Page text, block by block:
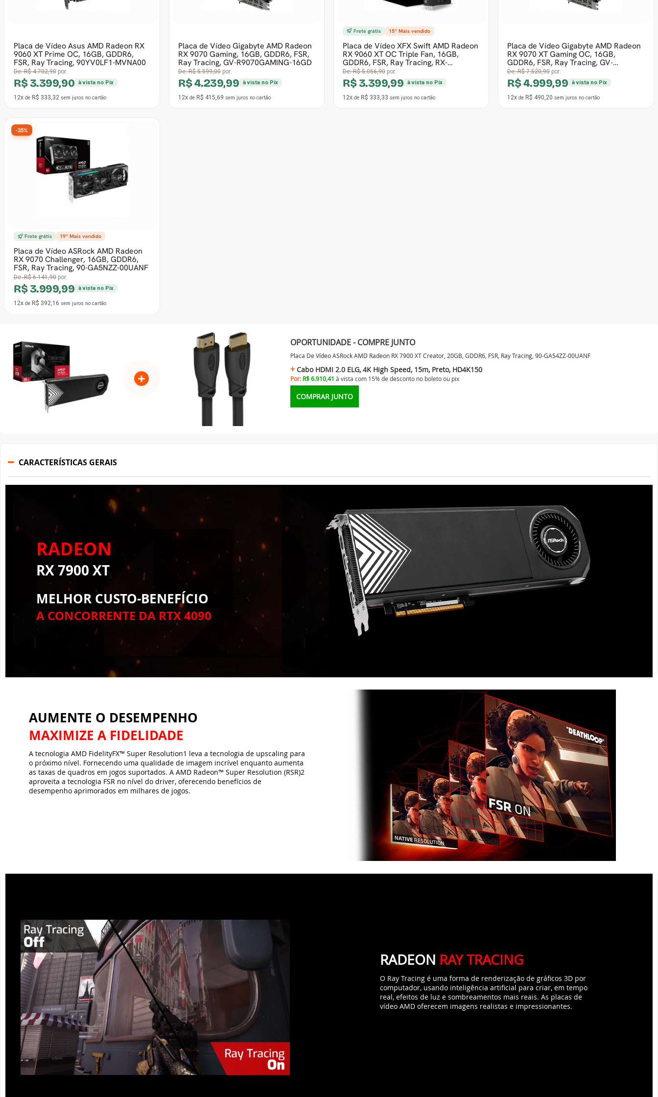
Placa de Vídeo VINIK AMD Radeon RX
5600, 6GB, GDDR6,
GPUVK56006GB2F
R$ 1.139,99 à vista no Pix
12x de R$ 111,76 sem juros no cartão
Placa de Vídeo Biostar AMD Radeon
RX 580 2048SP, 8GB, GDDR5, 256 Bit,
VA5815RF82
De:R$ 1.086,90 por:
R$ 799,99 à vista no Pix
12x de R$ 78,43sem juros no cartão
Frete grátis
Placa de Vídeo PCYES AMD Radeon RX
550, 4GB, GDDR5, 128-Bit,
PVEX5504GBDF
De:R$ 743,90por:
R$ 589,90 à vista no Pix
12x de R$ 57,83sem juros no cartão
Placa de Vídeo Asus Prime AMD
Radeon RX 9070 XT OC Edition, 16GB,
GDDR6, FSR, Ray Tracing, PRIME-
RX9070XT
R$ 6.999,90 à vista no Pix
12x de R$ 686,27 sem juros no cartão
Frete grátis 1º Mais vendido
Placa de Vídeo XFX AMD Radeon RX
7600 Speedster QICK 308, 8GB,
GDDR6, FSR, Ray Tracing, RX-
76PQICKBY
R$ 2.022,92 à vista no Pix
12x de R$ 198,33 sem juros no cartão
+
OPORTUNIDADE - COMPRE JUNTO
Placa De Vídeo ASRock AMD Radeon RX 7900 XT Creator, 20GB, GDDR6, FSR, Ray Tracing, 90-GA54ZZ-00UANF
Cabo HDMI 2.0 ELG, 4K High Speed, 15m, Preto, HD4K150
Por: R$ 6.910,41 à vista com 15% de desconto no boleto oupix
COMPRAR JUNTO
CARACTERÍSTICAS GERAIS
RADEON
RX 7900 XT
MELHOR CUSTO-BENEFÍCIO
A CONCORRENTE DA RTX 4090
AUMENTE O DESEMPENHO
MAXIMIZE A FIDELIDADE
A tecnologia AMD FidelityFX™ Super Resolution1 leva a tecnologia de upscaling para
o próximo nível. Fornecendo uma qualidade de imagem incrível enquanto aumenta
as taxas de quadros em jogos suportados. A AMD Radeon™ Super Resolution (RSR)2
aproveita a tecnologia FSR no nível do driver, oferecendo benefícios de
desempenho aprimorados em milhares de jogos.
RADEON RAY TRACING
O Ray Tracing é uma forma de renderização de gráficos 3D por
computador, usando inteligência artificial para criar, em tempo
real, efeitos de luz e sombreamentos mais reais. As placas de
vídeo AMD oferecem imagens realistas e impressionantes.